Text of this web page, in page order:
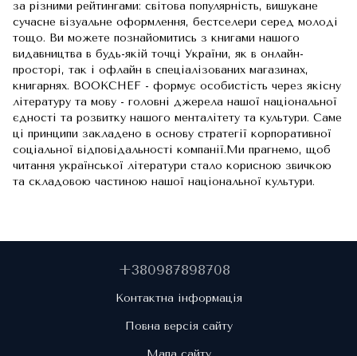
за різними рейтингами: світова популярність, вишукане
сучасне візуальне оформлення, бестселери серед молоді
тощо. Ви можете познайомитись з книгами нашого
видавництва в будь-якій точці України, як в онлайн-
просторі, так і офлайн в спеціалізованих магазинах,
книгарнях. BOOKCHEF - формує особистість через якісну
літературу та мову - головні джерела нашої національної
єдності та розвитку нашого менталітету та культури. Саме
ці принципи закладено в основу стратегії корпоративної
соціальної відповідальності компанії.Ми прагнемо, щоб
читання української літератури стало корисною звичкою
та складовою частиною нашої національної культури.
+380987898708
Контактна інформація
Повна версія сайту